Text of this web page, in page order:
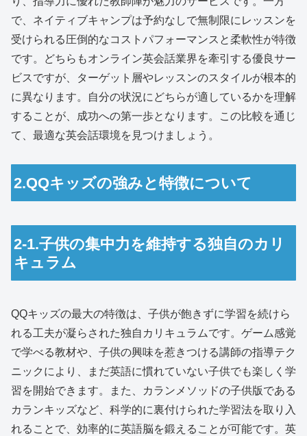
で、ネイティブキャンプは予約なしで無制限にレッスンを
受けられる圧倒的なコストパフォーマンスと柔軟性が特徴
です。どちらもオンライン英会話業界を牽引する優良サー
ビスですが、ターゲット層やレッスンのスタイルが根本的
に異なります。自分の状況にどちらが適しているかを理解
することが、成功への第一歩となります。この比較を通じ
て、最適な英会話環境を見つけましょう。
2.QQキッズの強みと特徴について
2-1.子供の集中力を維持する独自のカリ
キュラム
QQキッズの最大の特徴は、子供が飽きずに学習を続けら
れる工夫が凝らされた独自カリキュラムです。ゲーム感覚
で学べる教材や、子供の興味を惹きつける講師の指導テク
ニックにより、まだ英語に慣れていない子供でも楽しく学
習を開始できます。また、カランメソッドの子供版である
カランキッズなど、科学的に裏付けられた学習法を取り入
れることで、効率的に英語脳を鍛えることが可能です。英